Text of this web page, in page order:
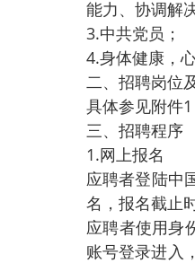
能力、协调解
3.中共党员；
4.身体健康，
二、招聘岗位
具体参见附件1
三、招聘程序
1.网上报名
应聘者登陆中
名，报名截止
应聘者使用身
账号登录进入